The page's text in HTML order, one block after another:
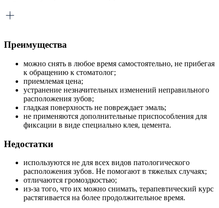
Преимущества
можно снять в любое время самостоятельно, не прибегая
к обращению к стоматолог;
приемлемая цена;
устранение незначительных изменений неправильного
расположения зубов;
гладкая поверхность не повреждает эмаль;
не применяются дополнительные приспособления для
фиксации в виде специально клея, цемента.
Недостатки
используются не для всех видов патологического
расположения зубов. Не помогают в тяжелых случаях;
отличаются громоздкостью;
из-за того, что их можно снимать, терапевтический курс
растягивается на более продолжительное время.